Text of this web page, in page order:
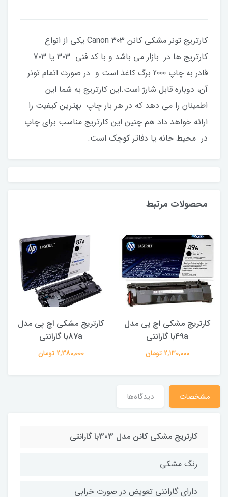
کارتریج تونر مشکی کانن Canon 303 یکی از انواع
کارتریج ها در بازار می باشد و با کد فنی 303 یا 703
قادر به چاپ 2000 برگ کاغذ است و در صورت اتمام تونر
آن، دوباره قابل شارژ است.این کارتریج به شما این
اطمینان را می دهد که در هر بار چاپ بهترین کیفیت را
ارائه خواهد داد.هم چنین این کارتریج مناسب برای چاپ
در محیط خانه یا دفاتر کوچک است.
محصولات مرتبط
کارتریج مشکی اچ پی مدل
49aبا گارانتی
2,130,000 تومان
کارتریج مشکی اچ پی مدل
87aبا گارانتی
2,380,000 تومان
مشخصات دیدگاه‌ها
کارتریج مشکی کانن مدل 303با گارانتی
رنگ مشکی
دارای گارانتی تعویض در صورت خرابی